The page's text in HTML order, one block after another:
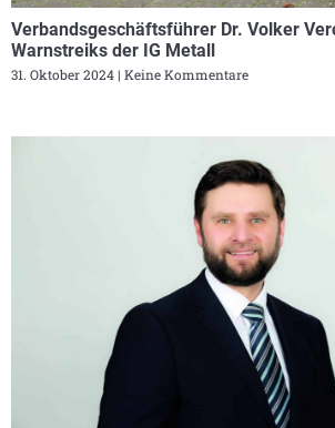
Verbandsgeschäftsführer Dr. Volker
Warnstreiks der IG Metall
31. Oktober 2024 Keine Kommentare